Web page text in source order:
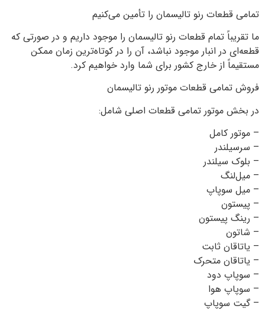
تمامی قطعات رنو تالیسمان را تأمین می‌کنیم
ما تقریباً تمام قطعات رنو تالیسمان را موجود داریم و در صورتی که
قطعه‌ای در انبار موجود نباشد، آن را در کوتاه‌ترین زمان ممکن
مستقیماً از خارج کشور برای شما وارد خواهیم کرد.
فروش تمامی قطعات موتور رنو تالیسمان
در بخش موتور تمامی قطعات اصلی شامل:
– موتور کامل
– سرسیلندر
– بلوک سیلندر
– میل‌لنگ
– میل سوپاپ
– پیستون
– رینگ پیستون
– شاتون
– یاتاقان ثابت
– یاتاقان متحرک
– سوپاپ دود
– سوپاپ هوا
– گیت سوپاپ